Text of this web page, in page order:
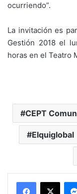
ocurriendo”.
La invitación es
Gestión 2018 el
horas en el Teatro
CEPT
Elquiglobal